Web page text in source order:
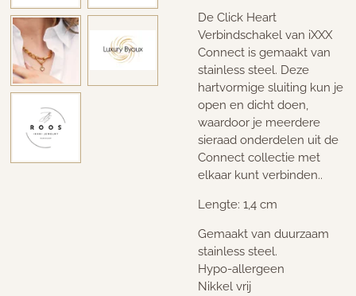
De Click Heart
Verbindschakel van iXXX
Connect is gemaakt van
stainless steel. Deze
hartvormige sluiting kun je
open en dicht doen,
waardoor je meerdere
sieraad onderdelen uit de
Connect collectie met
elkaar kunt verbinden..
Lengte: 1,4 cm
Gemaakt van duurzaam
stainless steel.
Hypo-allergeen
Nikkel vrij